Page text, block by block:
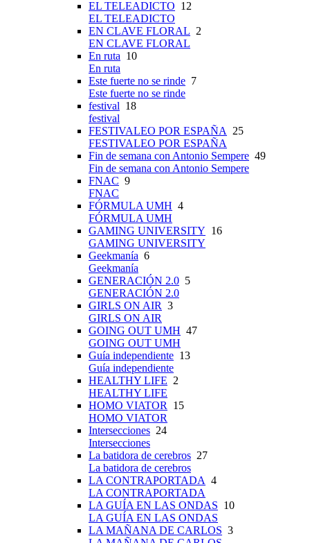
EL TELEADICTO 12
EL TELEADICTO
EN CLAVE FLORAL 2
EN CLAVE FLORAL
En ruta 10
En ruta
Este fuerte no se rinde 7
Este fuerte no se rinde
festival 18
festival
FESTIVALEO POR ESPAÑA
25
FESTIVALEO POR ESPAÑA
Fin de semana con Antonio Sempere 49
Fin de semana con Antonio Sempere
FNAC 9
FNAC
FÓRMULA UMH 4
FÓRMULA UMH
GAMING UNIVERSITY 16
GAMING UNIVERSITY
Geekmanía 6
Geekmanía
GENERACIÓN 2.0 5
GENERACIÓN 2.0
GIRLS ON AIR 3
GIRLS ON AIR
GOING OUT UMH 47
GOING OUT UMH
Guía independiente 13
Guía independiente
HEALTHY LIFE 2
HEALTHY LIFE
HOMO VIATOR
15
HOMO VIATOR
Intersecciones 24
Intersecciones
La batidora de cerebros 27
La batidora de cerebros
LA CONTRAPORTADA 4
LA CONTRAPORTADA
LA GUÍA EN LAS ONDAS 10
LA GUÍA EN LAS ONDAS
LA MAÑANA DE CARLOS 3